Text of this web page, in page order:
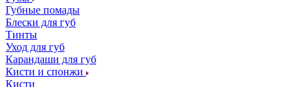
Губные помады
Блески для губ
Тинты
Уход для губ
Карандаши для губ
Кисти и спонжи
Кисти